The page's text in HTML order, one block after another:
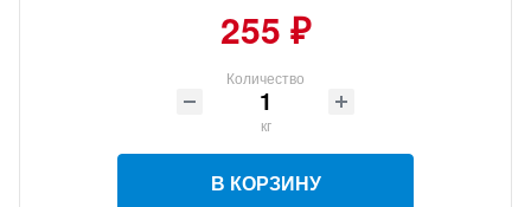
255 ₽
Количество
кг
В КОРЗИНУ